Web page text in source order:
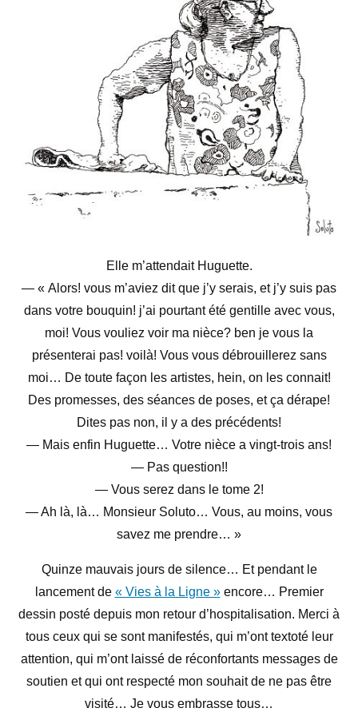
Elle m’attendait Huguette.
— « Alors! vous m’aviez dit que j’y serais, et j’y suis pas
dans votre bouquin! j’ai pourtant été gentille avec vous,
moi! Vous vouliez voir ma nièce? ben je vous la
présenterai pas! voilà! Vous vous débrouillerez sans
moi… De toute façon les artistes, hein, on les connait!
Des promesses, des séances de poses, et ça dérape!
Dites pas non, il y a des précédents!
— Mais enfin Huguette… Votre nièce a vingt-trois ans!
— Pas question!!
— Vous serez dans le tome 2!
— Ah là, là… Monsieur Soluto… Vous, au moins, vous
savez me prendre… »
Quinze mauvais jours de silence… Et pendant le
lancement de « Vies à la Ligne »encore… Premier
dessin posté depuis mon retour d’hospitalisation. Merci à
tous ceux qui se sont manifestés, qui m’ont textoté leur
attention, qui m’ont laissé de réconfortants messages de
soutien et qui ont respecté mon souhait de ne pas être
visité… Je vous embrasse tous…